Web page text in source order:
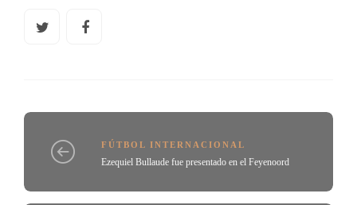
FÚTBOL INTERNACIONAL
Ezequiel Bullaude fue presentado en el Feyenoord